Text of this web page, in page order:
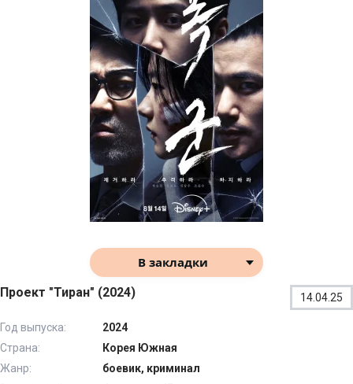
В закладки
Проект "Тиран" (2024) 14.04.25
Год выпуска:
2024
Страна:
Корея Южная
Жанр:
боевик, криминал